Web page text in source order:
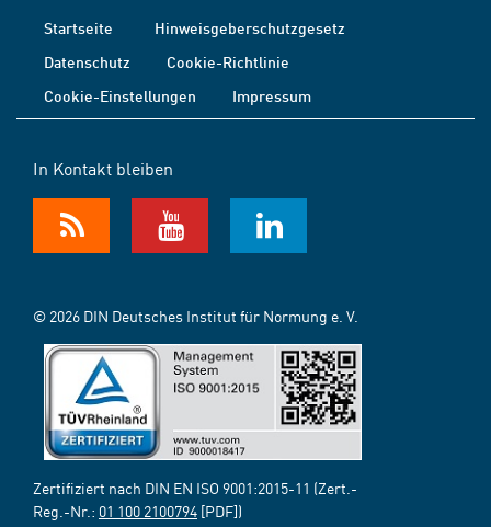
Startseite
Hinweisgeberschutzgesetz
Datenschutz
Cookie-Richtlinie
Cookie-Einstellungen
Impressum
In Kontakt bleiben
© 2026 DIN Deutsches Institut für Normung e. V.
Zertifiziert nach DIN EN ISO 9001:2015-11 (Zert.-
Reg.-Nr.: 01 100 2100794 [PDF])